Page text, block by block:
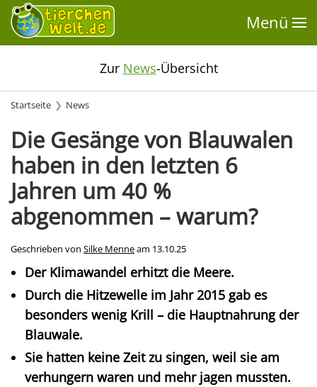
Menü
Zur News-Übersicht
Startseite News
Die Gesänge von Blauwalen
haben in den letzten 6
Jahren um 40 %
abgenommen – warum?
Geschrieben von Silke Menneam 13.10.25
Der Klimawandel erhitzt die Meere.
Durch die Hitzewelle im Jahr 2015 gab es
besonders wenig Krill – die Hauptnahrung der
Blauwale.
Sie hatten keine Zeit zu singen, weil sie am
verhungern waren und mehr jagen mussten.